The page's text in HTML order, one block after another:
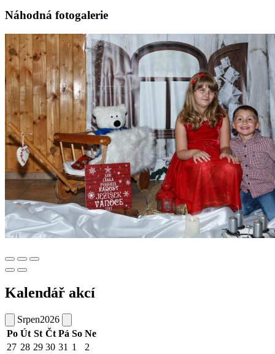
Náhodná fotogalerie
Kalendář akcí
Srpen2026
Po Út St Čt Pá So Ne
27 28 29 30 31 1
2